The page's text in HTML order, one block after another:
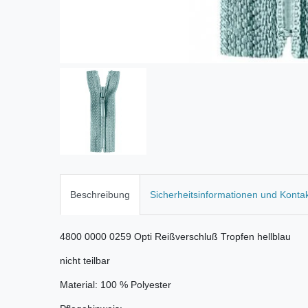
Beschreibung Sicherheitsinformationen und
4800 0000 0259 Opti Reißverschluß Tropfen hellblau
nicht teilbar
Material: 100 % Polyester